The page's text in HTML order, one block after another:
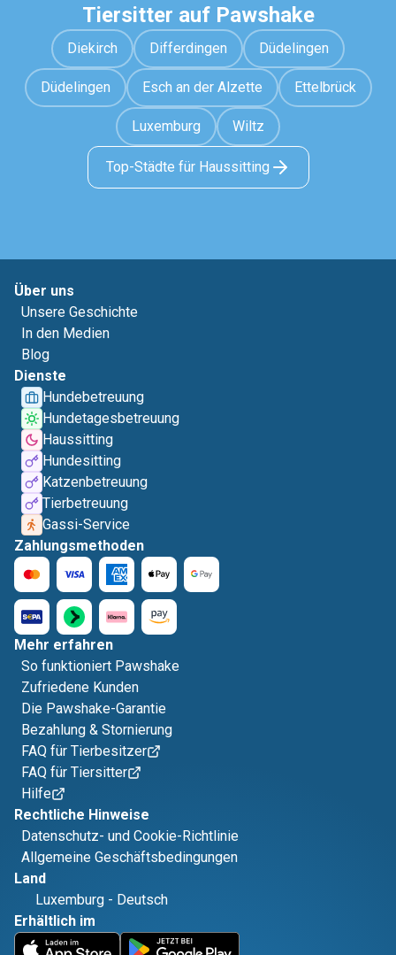
Tiersitter auf Pawshake
Diekirch Differdingen Düdelingen
Düdelingen Esch an der Alzette Ettelbrück
Luxemburg Wiltz
Top-Städte für Haussitting
Über uns
Unsere Geschichte
In den Medien
Blog
Dienste
Hundebetreuung
Hundetagesbetreuung
Haussitting
Hundesitting
Katzenbetreuung
Tierbetreuung
Gassi-Service
Zahlungsmethoden
Mehr erfahren
So funktioniert Pawshake
Zufriedene Kunden
Die Pawshake-Garantie
Bezahlung & Stornierung
FAQ für Tierbesitzer
FAQ für Tiersitter
Hilfe
Rechtliche Hinweise
Datenschutz- und Cookie-Richtlinie
Allgemeine Geschäftsbedingungen
Land
Luxemburg - Deutsch
Erhältlich im